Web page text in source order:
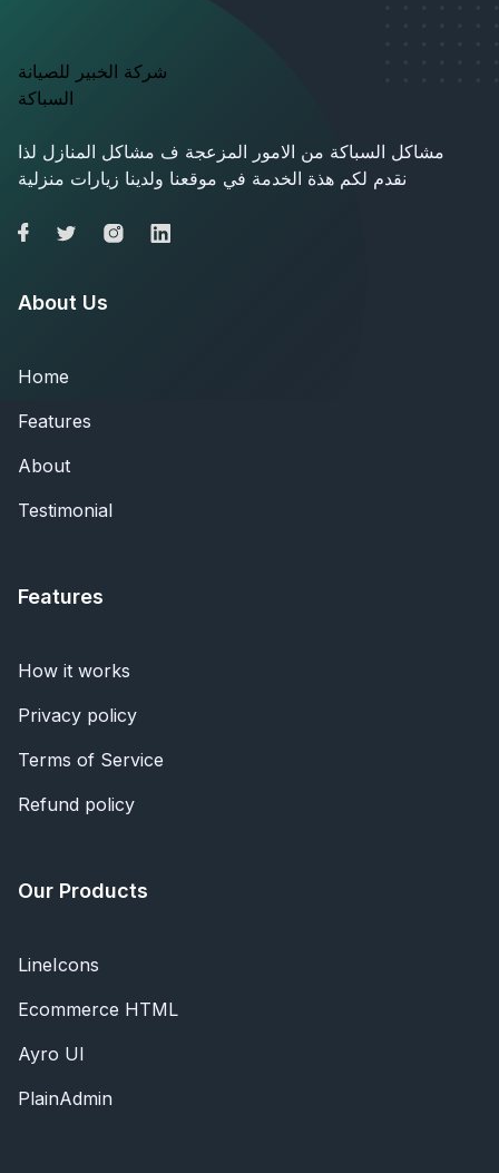
شركة الخبير للصيانة
السباكة
مشاكل السباكة من الامور المزعجة ف مشاكل المنازل لذا
نقدم لكم هذة الخدمة في موقعنا ولدينا زيارات منزلية
About Us
Home
Features
About
Testimonial
Features
How it works
Privacy policy
Terms of Service
Refund policy
Our Products
LineIcons
Ecommerce HTML
Ayro UI
PlainAdmin